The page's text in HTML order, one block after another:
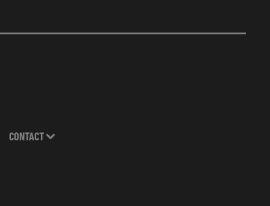
CONTACT